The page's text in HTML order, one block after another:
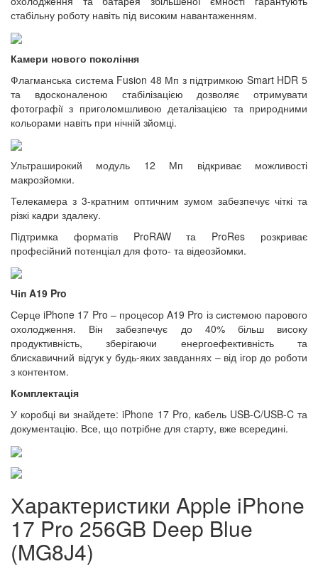
стабільну роботу навіть під високим навантаженням.
Камери нового покоління
Флагманська система Fusion 48 Мп з підтримкою Smart HDR 5
та вдосконаленою стабілізацією дозволяє отримувати
фотографії з приголомшливою деталізацією та природними
кольорами навіть при нічній зйомці.
Ультраширокий модуль 12 Мп відкриває можливості
макрозйомки.
Телекамера з 3-кратним оптичним зумом забезпечує чіткі та
різкі кадри здалеку.
Підтримка форматів ProRAW та ProRes розкриває
професійний потенціал для фото- та відеозйомки.
Чіп A19 Pro
Серце iPhone 17 Pro – процесор A19 Pro із системою парового
охолодження. Він забезпечує до 40% більш високу
продуктивність, зберігаючи енергоефективність та
блискавичний відгук у будь-яких завданнях – від ігор до роботи
з контентом.
Комплектація
У коробці ви знайдете: iPhone 17 Pro, кабель USB-C/USB-C та
документацію. Все, що потрібне для старту, вже всередині.
Характеристики Apple iPhone
17 Pro 256GB Deep Blue
(MG8J4)